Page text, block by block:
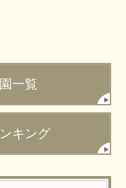
一覧
キング